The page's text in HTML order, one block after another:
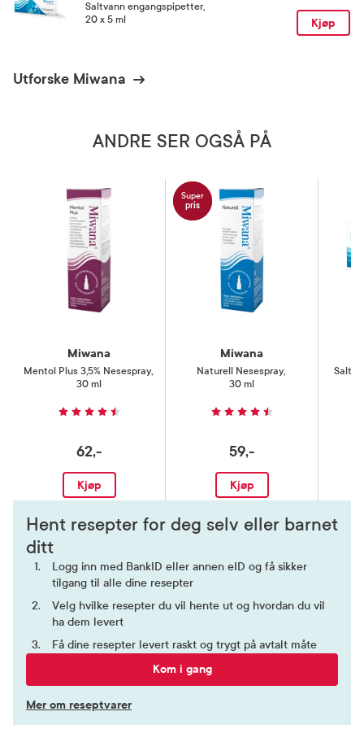
Saltvann engangspipetter
20 x 5 ml
Kjøp
Utforske Miwana
ANDRE SER OGSÅ PÅ
Miwana
Mentol Plus 3,5% Nesespray,
30 ml
62,-
Kjøp
Super
pris
Miwana
Naturell Nesespray,
30 ml
59,-
Kjøp
Hent resepter for deg selv eller barnet
ditt
Logg inn med BankID eller annen eID og få sikker
tilgang til alle dine resepter
Velg hvilke resepter du vil hente ut og hvordan du vil
ha dem levert
Få dine resepter levert raskt og trygt på avtalt måte
Kom i gang
Mer om reseptvarer